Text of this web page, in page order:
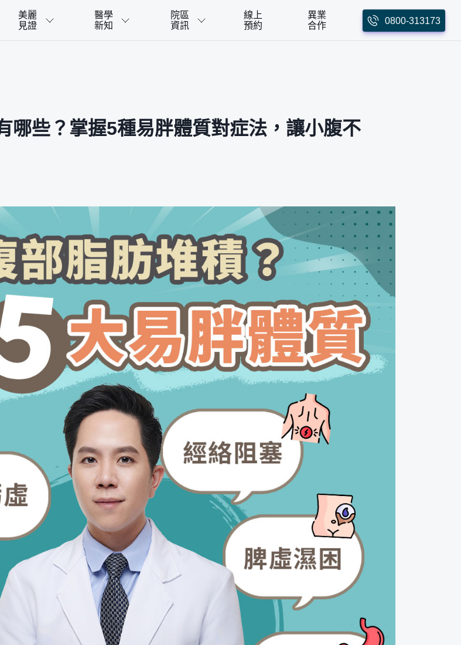
美麗
見證
醫學
新知
院區
資訊
線上
預約
異業
合作
0800-313173
哪些？掌握5種易胖體質對症法，讓小腹不